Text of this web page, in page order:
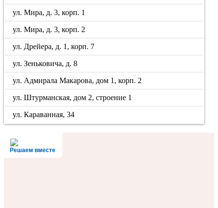
ул. Мира, д. 3, корп. 1
ул. Мира, д. 3, корп. 2
ул. Дрейера, д. 1, корп. 7
ул. Зеньковича, д. 8
ул. Адмирала Макарова, дом 1, корп. 2
ул. Штурманская, дом 2, строение 1
ул. Караванная, 34
Решаем вместе